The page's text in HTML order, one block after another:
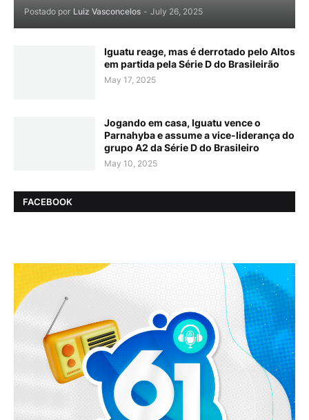
Postado por Luiz Vasconcelos - July 26, 2025
Iguatu reage, mas é derrotado pelo Altos
em partida pela Série D do Brasileirão
May 17, 2025
Jogando em casa, Iguatu vence o
Parnahyba e assume a vice-liderança do
grupo A2 da Série D do Brasileiro
May 10, 2025
FACEBOOK